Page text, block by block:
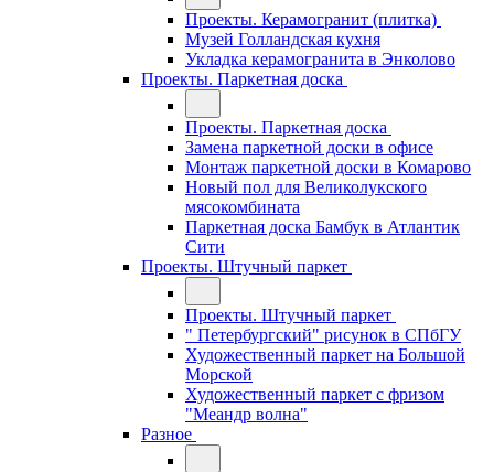
Проекты. Керамогранит (плитка)
Музей Голландская кухня
Укладка керамогранита в Энколово
Проекты. Паркетная доска
Проекты. Паркетная доска
Замена паркетной доски в офисе
Монтаж паркетной доски в Комарово
Новый пол для Великолукского
мясокомбината
Паркетная доска Бамбук в Атлантик
Сити
Проекты. Штучный паркет
Проекты. Штучный паркет
" Петербургский" рисунок в СПбГУ
Художественный паркет на Большой
Морской
Художественный паркет с фризом
"Меандр волна"
Разное